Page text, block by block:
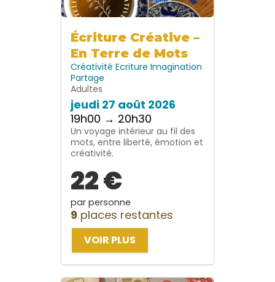
Écriture Créative –
En Terre de Mots
Créativité Ecriture Imagination
Partage
Adultes
jeudi 27 août 2026
19h00 → 20h30
Un voyage intérieur au fil des
mots, entre liberté, émotion et
créativité.
22 €
par personne
9 places restantes
VOIR PLUS